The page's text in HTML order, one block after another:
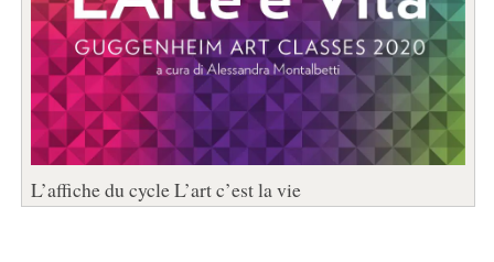
L’affiche du cycle L’art c’est la vie